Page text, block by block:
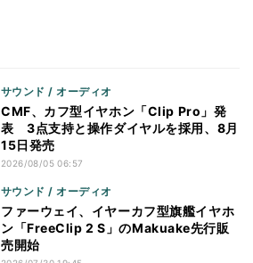
サウンド / オーディオ
CMF、カフ型イヤホン「Clip Pro」発
表 3点支持と操作ダイヤルを採用、8月
15日発売
2026/08/05 06:57
サウンド / オーディオ
ファーウェイ、イヤーカフ型旗艦イヤホ
ン「FreeClip 2 S」のMakuake先行販
売開始